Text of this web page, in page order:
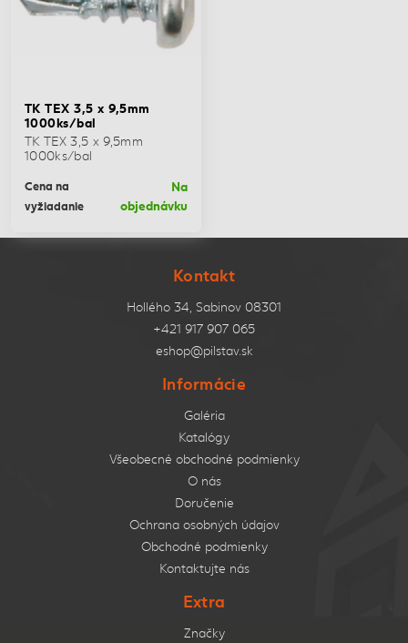
TK TEX 3,5 x 9,5mm
1000ks/bal
TK TEX 3,5 x 9,5mm
1000ks/bal
Cena na
vyžiadanie
Na
objednávku
Kontakt
Hollého 34, Sabinov 08301
+421 917 907 065
eshop@pilstav.sk
Informácie
Galéria
Katalógy
Všeobecné obchodné podmienky
O nás
Doručenie
Ochrana osobných údajov
Obchodné podmienky
Kontaktujte nás
Extra
Značky